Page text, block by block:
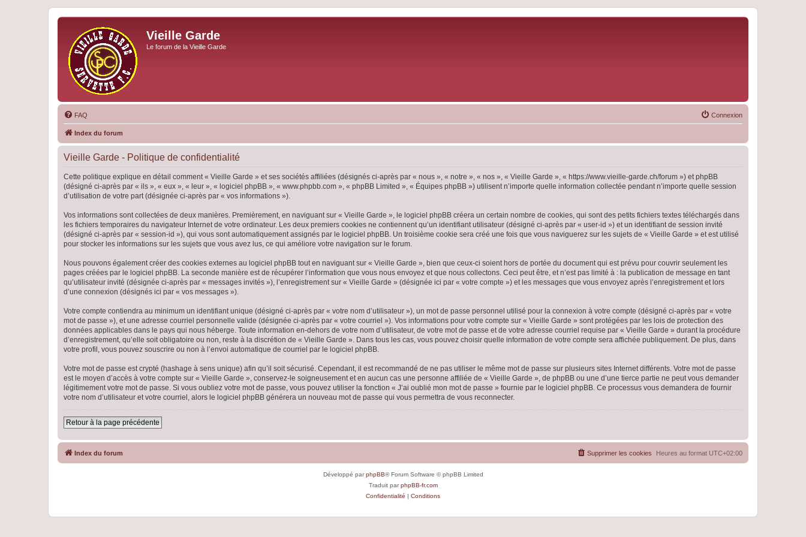
Vieille Garde
Le forum de la Vieille Garde
FAQ Connexion
Index du forum
Vieille Garde - Politique de confidentialité
Cette politique explique en détail comment « Vieille Garde » et ses sociétés affiliées (désignés ci-après par « nous », « notre », « nos », « Vieille Garde », « https://www.vieille-garde.ch/forum ») et phpBB
(désigné ci-après par « ils », « eux », « leur », « logiciel phpBB », « www.phpbb.com », « phpBB Limited », « Équipes phpBB ») utilisent n’importe quelle information collectée pendant n’importe quelle session
d’utilisation de votre part (désignée ci-après par « vos informations »).
Vos informations sont collectées de deux manières. Premièrement, en naviguant sur « Vieille Garde », le logiciel phpBB créera un certain nombre de cookies, qui sont des petits fichiers textes téléchargés dans
les fichiers temporaires du navigateur Internet de votre ordinateur. Les deux premiers cookies ne contiennent qu’un identifiant utilisateur (désigné ci-après par « user-id ») et un identifiant de session invité
(désigné ci-après par « session-id »), qui vous sont automatiquement assignés par le logiciel phpBB. Un troisième cookie sera créé une fois que vous naviguerez sur les sujets de « Vieille Garde » et est utilisé
pour stocker les informations sur les sujets que vous avez lus, ce qui améliore votre navigation sur le forum.
Nous pouvons également créer des cookies externes au logiciel phpBB tout en naviguant sur « Vieille Garde », bien que ceux-ci soient hors de portée du document qui est prévu pour couvrir seulement les
pages créées par le logiciel phpBB. La seconde manière est de récupérer l’information que vous nous envoyez et que nous collectons. Ceci peut être, et n’est pas limité à : la publication de message en tant
qu’utilisateur invité (désignée ci-après par « messages invités »), l’enregistrement sur « Vieille Garde » (désignée ici par « votre compte ») et les messages que vous envoyez après l’enregistrement et lors
d’une connexion (désignés ici par « vos messages »).
Votre compte contiendra au minimum un identifiant unique (désigné ci-après par « votre nom d’utilisateur »), un mot de passe personnel utilisé pour la connexion à votre compte (désigné ci-après par « votre
mot de passe »), et une adresse courriel personnelle valide (désignée ci-après par « votre courriel »). Vos informations pour votre compte sur « Vieille Garde » sont protégées par les lois de protection des
données applicables dans le pays qui nous héberge. Toute information en-dehors de votre nom d’utilisateur, de votre mot de passe et de votre adresse courriel requise par « Vieille Garde » durant la procédure
d’enregistrement, qu’elle soit obligatoire ou non, reste à la discrétion de « Vieille Garde ». Dans tous les cas, vous pouvez choisir quelle information de votre compte sera affichée publiquement. De plus, dans
votre profil, vous pouvez souscrire ou non à l’envoi automatique de courriel par le logiciel phpBB.
Votre mot de passe est crypté (hashage à sens unique) afin qu’il soit sécurisé. Cependant, il est recommandé de ne pas utiliser le même mot de passe sur plusieurs sites Internet différents. Votre mot de passe
est le moyen d’accès à votre compte sur « Vieille Garde », conservez-le soigneusement et en aucun cas une personne affiliée de « Vieille Garde », de phpBB ou une d’une tierce partie ne peut vous demander
légitimement votre mot de passe. Si vous oubliez votre mot de passe, vous pouvez utiliser la fonction « J’ai oublié mon mot de passe » fournie par le logiciel phpBB. Ce processus vous demandera de fournir
votre nom d’utilisateur et votre courriel, alors le logiciel phpBB générera un nouveau mot de passe qui vous permettra de vous reconnecter.
Retour à la page précédente
Index du forum Heures au format UTC+02:00
Supprimer les cookies
Développé parphpBB® Forum Software © phpBB Limited
Traduit parphpBB-fr.com
Confidentialité | Conditions